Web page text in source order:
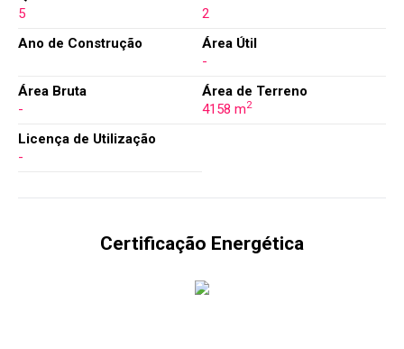
5
2
Ano de Construção
Área Útil
-
Área Bruta
-
Área de Terreno
4158 m2
Licença de Utilização
-
Certificação Energética